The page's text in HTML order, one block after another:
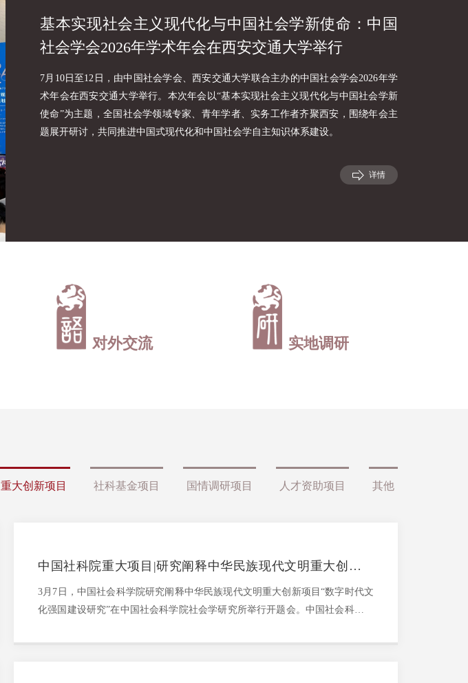
基本实现社会主义现代化与中国社会学新使命：中国
社会学会2026年学术年会在西安交通大学举行
7月10日至12日，由中国社会学会、西安交通大学联合主办的中国社会学会2026年学
术年会在西安交通大学举行。本次年会以“基本实现社会主义现代化与中国社会学新
使命”为主题，全国社会学领域专家、青年学者、实务工作者齐聚西安，围绕年会主
题展开研讨，共同推进中国式现代化和中国社会学自主知识体系建设。
详情
对外交流 实地调研
重大创新项目 社科基金项目 国情调研项目 人才资助项目 其他
中国社科院重大项目|研究阐释中华民族现代文明重大创新项
目“数字时代文化强国建设研究”开题
3月7日，中国社会科学院研究阐释中华民族现代文明重大创新项目“数字时代文
化强国建设研究”在中国社会科学院社会学研究所举行开题会。中国社会科学院
家、中国社会科学院社会学研究所副研究员高文珺做了项目重点汇报。